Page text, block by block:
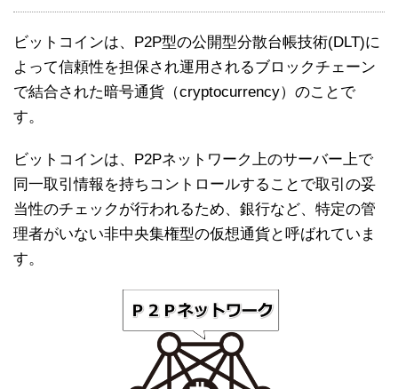
ビットコインは、P2P型の公開型分散台帳技術(DLT)に
よって信頼性を担保され運用されるブロックチェーン
で結合された暗号通貨（cryptocurrency）のことで
す。
ビットコインは、P2Pネットワーク上のサーバー上で
同一取引情報を持ちコントロールすることで取引の妥
当性のチェックが行われるため、銀行など、特定の管
理者がいない非中央集権型の仮想通貨と呼ばれていま
す。